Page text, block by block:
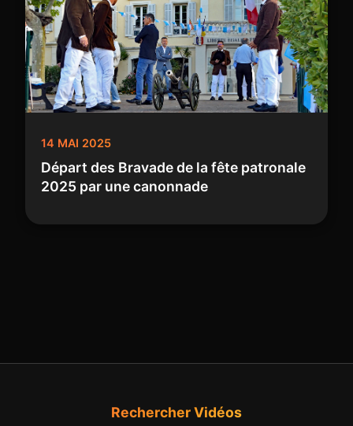
14 MAI 2025
Départ des Bravade de la fête patronale
2025 par une canonnade
Rechercher Vidéos